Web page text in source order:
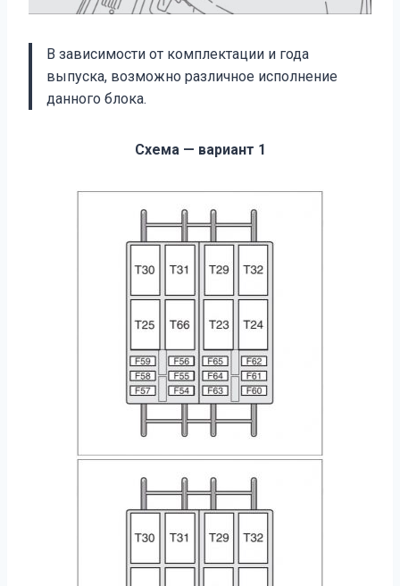
В зависимости от комплектации и года
выпуска, возможно различное исполнение
данного блока.
Схема — вариант 1